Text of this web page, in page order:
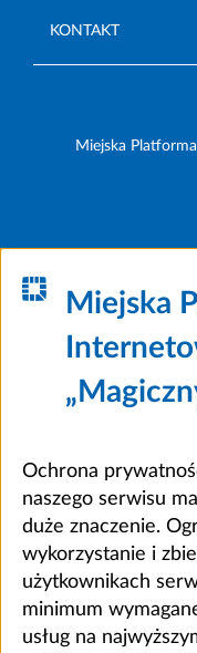
KONTAKT
Miejska
Miejska
Ochrona
naszego serwisu
duże znaczenie.
wykorzystanie i
użytkownikach
minimum
usług na